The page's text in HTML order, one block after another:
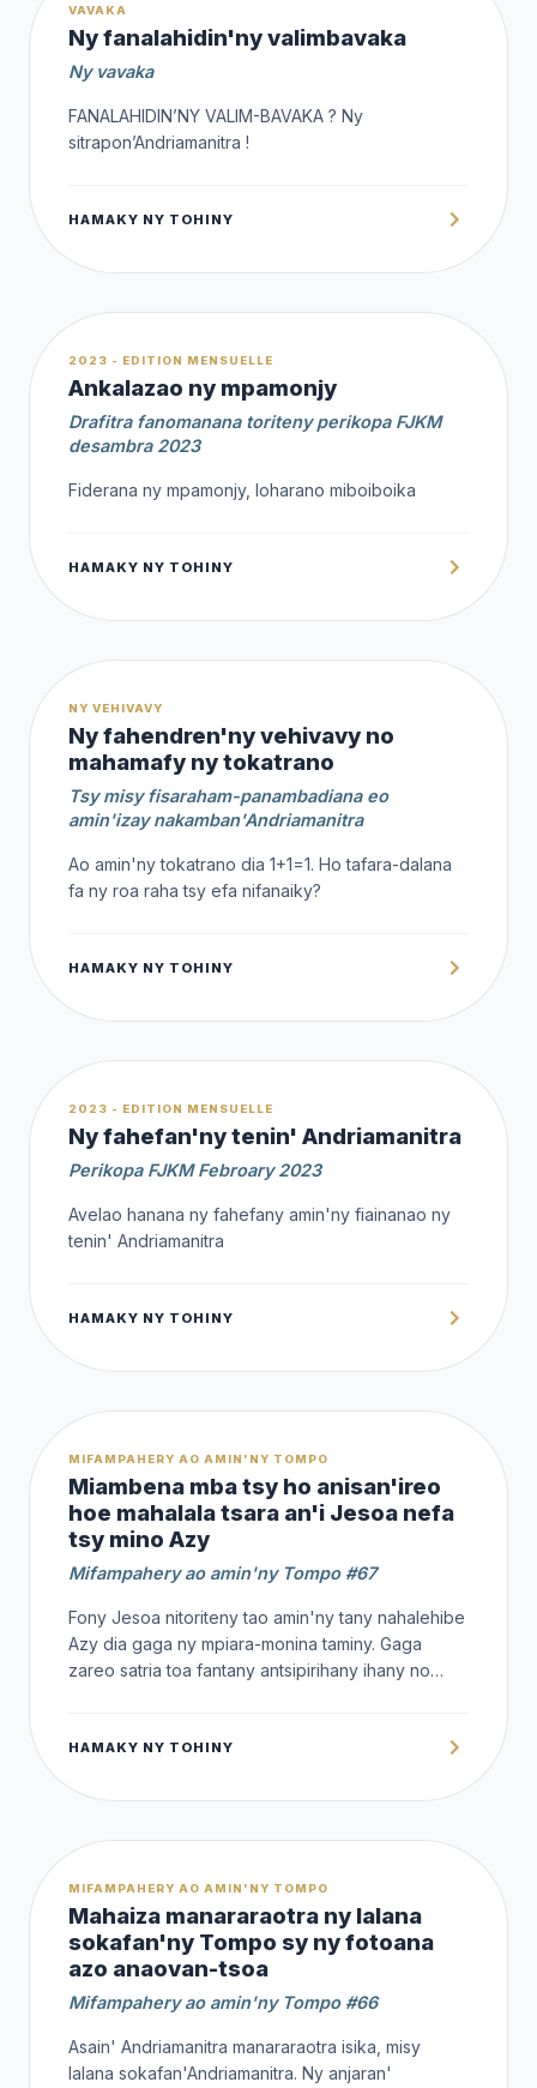
VAVAKA
Ny fanalahidin'ny valimbavaka
Ny vavaka
FANALAHIDIN’NY VALIM-BAVAKA ? Ny
sitrapon’Andriamanitra !
HAMAKY NY TOHINY
2023 - EDITION MENSUELLE
Ankalazao ny mpamonjy
Drafitra fanomanana toriteny perikopa FJKM
desambra 2023
Fiderana ny mpamonjy, loharano miboiboika
HAMAKY NY TOHINY
NY VEHIVAVY
Ny fahendren'ny vehivavy no
mahamafy ny tokatrano
Tsy misy fisaraham-panambadiana eo
amin'izay nakamban'Andriamanitra
Ao amin'ny tokatrano dia 1+1=1. Ho tafara-dalana
fa ny roa raha tsy efa nifanaiky?
HAMAKY NY TOHINY
2023 - EDITION MENSUELLE
Ny fahefan'ny tenin' Andriamanitra
Perikopa FJKM Febroary 2023
Avelao hanana ny fahefany amin'ny fiainanao ny
tenin' Andriamanitra
HAMAKY NY TOHINY
MIFAMPAHERY AO AMIN'NY TOMPO
Miambena mba tsy ho anisan'ireo
hoe mahalala tsara an'i Jesoa nefa
tsy mino Azy
Mifampahery ao amin'ny Tompo #67
Fony Jesoa nitoriteny tao amin'ny tany nahalehibe
Azy dia gaga ny mpiara-monina taminy. Gaga
zareo satria toa fantany antsipirihany ihany no
(tsy nino) Azy ho Andriamanitra
HAMAKY NY TOHINY
MIFAMPAHERY AO AMIN'NY TOMPO
Mahaiza manararaotra ny lalana
sokafan'ny Tompo sy ny fotoana
azo anaovan-tsoa
Mifampahery ao amin'ny Tompo #66
Asain' Andriamanitra manararaotra isika, misy
lalana sokafan'Andriamanitra. Ny anjaran'